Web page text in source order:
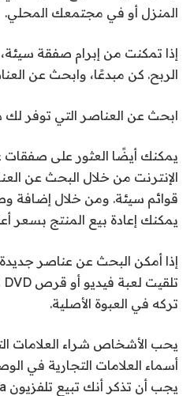
المنزل أو في مجتمعك المحلي.
إذا تمكنت من إبرام صفقة
الربح. كن مبدعًا، وابحث عن
ابحث عن العناصر التي توفر
يمكنك أيضًا العثور على صفقات
الإنترنت من خلال البحث عن
قوائم سيئة. ومن خلال
يمكنك إعادة بيع المنتج بسعر
إذا أمكن البحث عن عناصر
تركه في العبوة الأصلية.
يحب الأشخاص شراء العلامات
أسماء العلامات التجارية في